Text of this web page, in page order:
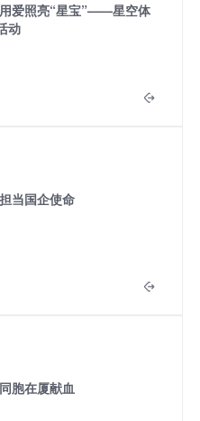
用爱照亮“星宝”——星空体
动
当国企使命
胞在厦献血